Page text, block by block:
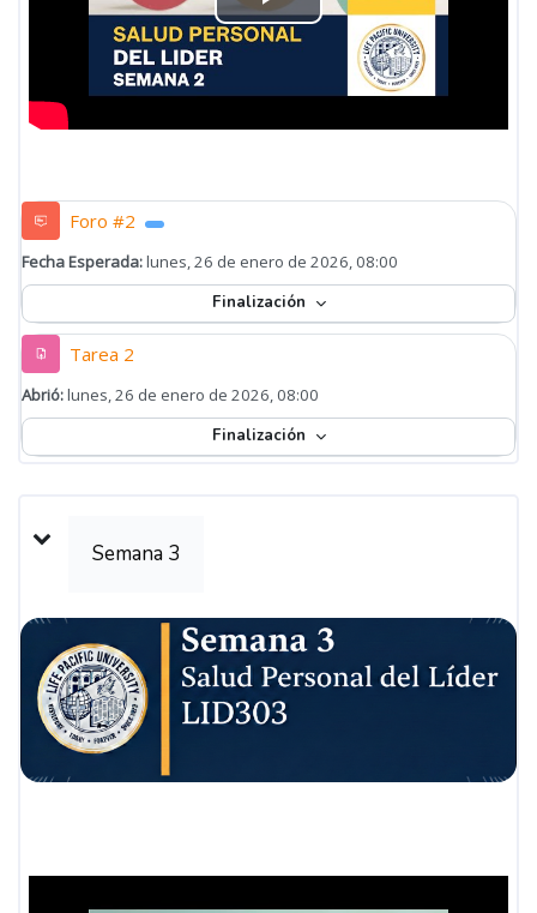
Reproducir
Vídeo
Foro #2
Fecha Esperada:lunes, 26 de enero de 2026, 08:00
Finalización
Tarea 2
Abrió:lunes, 26 de enero de 2026, 08:00
Finalización
Semana 3